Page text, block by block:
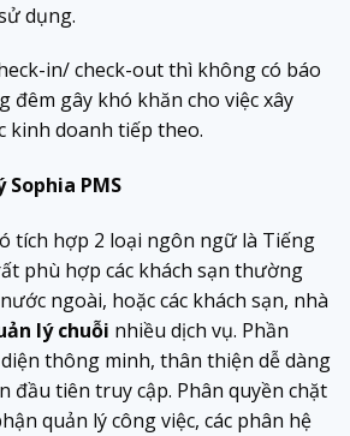
dụng.
in/ check-out thì không có báo
đêm gây khó khăn cho việc xây
kinh doanh tiếp theo.
Sophia PMS
tích hợp 2 loại ngôn ngữ là Tiếng
phù hợp các khách sạn thường
ngoài, hoặc các khách sạn, nhà
lý chuỗi nhiều dịch vụ. Phần
thông minh, thân thiện dễ dàng
đầu tiên truy cập. Phân quyền chặt
quản lý công việc, các phân hệ